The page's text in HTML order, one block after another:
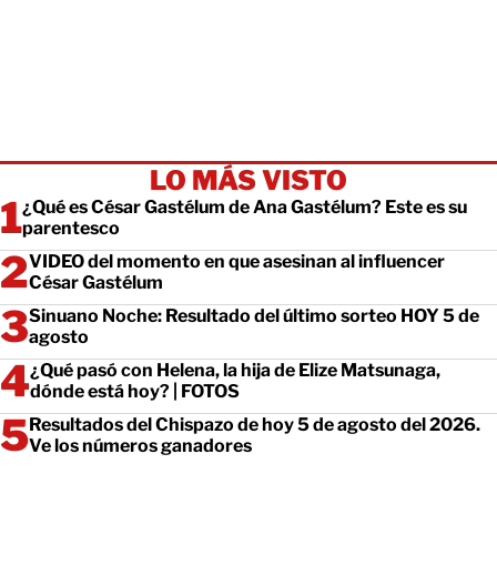
LO MÁS VISTO
¿Qué es César Gastélum de Ana Gastélum? Este es su
parentesco
VIDEO del momento en que asesinan al influencer
César Gastélum
Sinuano Noche: Resultado del último sorteo HOY 5 de
agosto
¿Qué pasó con Helena, la hija de Elize Matsunaga,
dónde está hoy? | FOTOS
Resultados del Chispazo de hoy 5 de agosto del 2026.
Ve los números ganadores